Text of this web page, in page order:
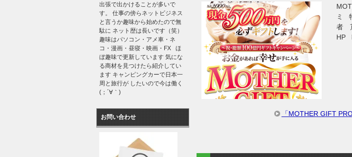
ミ
者
HP
「MOTHER GIFT
出張で出かけることが多いで
す。 仕事の傍らネットビジネス
と言うか趣味から始めたので無
駄に ネット歴は長いです（笑）
趣味はパソコン・アメ車・ネ
コ・漫画・昼寝・映画・FX ほ
ぼ趣味で更新しています 気にな
る商材を見つけたら紹介してい
ます キャンピングカーで日本一
周と旅行が したいので今は働く
(；´∀｀)
お問い合わせ